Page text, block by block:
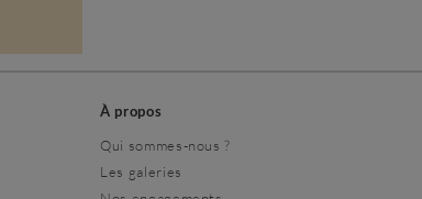
À propos
Qui sommes-nous ?
Les galeries